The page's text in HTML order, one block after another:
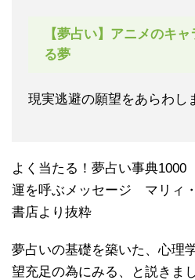
【夢占い】アニメのキ
る夢
現実逃避の願望をあらわし
よく当たる！夢占い事典
運を呼ぶメッセージ マリィ
書店より抜粋
夢占いの基礎を築いた、心理
望充足の為にみる、と説きまし